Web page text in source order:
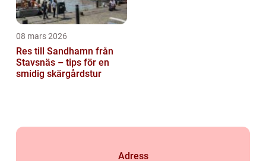
08 mars 2026
Res till Sandhamn från
Stavsnäs – tips för en
smidig skärgårdstur
Adress